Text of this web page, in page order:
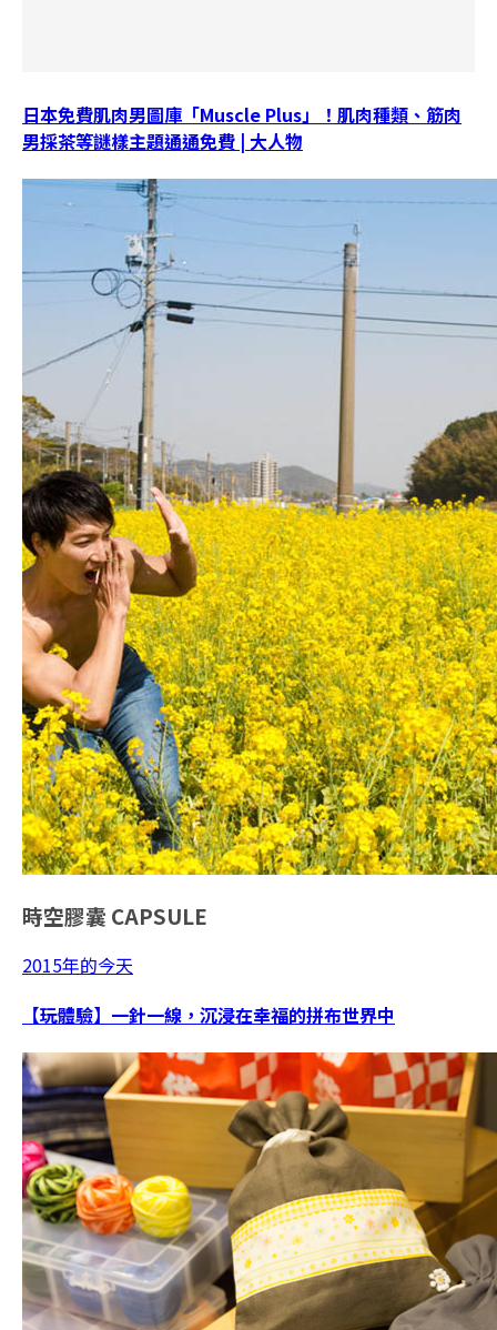
日本免費肌肉男圖庫「Muscle Plus」！肌肉種類、筋肉
男採茶等謎樣主題通通免費 | 大人物
時空膠囊 CAPSULE
2015年的今天
【玩體驗】一針一線，沉浸在幸福的拼布世界中